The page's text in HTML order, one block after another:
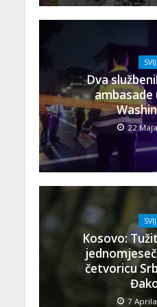
Dva
ambasade
22
Kosovo:
četvoricu
7